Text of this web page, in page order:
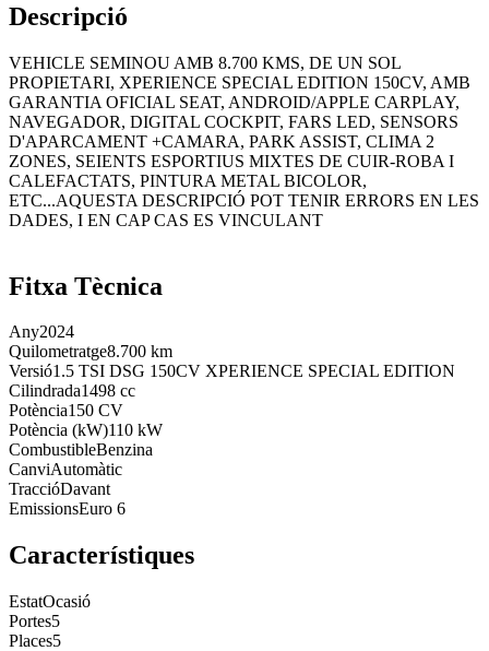
Descripció
VEHICLE SEMINOU AMB 8.700 KMS, DE UN SOL
PROPIETARI, XPERIENCE SPECIAL EDITION 150CV, AMB
GARANTIA OFICIAL SEAT, ANDROID/APPLE CARPLAY,
NAVEGADOR, DIGITAL COCKPIT, FARS LED, SENSORS
D'APARCAMENT +CAMARA, PARK ASSIST, CLIMA 2
ZONES, SEIENTS ESPORTIUS MIXTES DE CUIR-ROBA I
CALEFACTATS, PINTURA METAL BICOLOR,
ETC...AQUESTA DESCRIPCIÓ POT TENIR ERRORS EN LES
DADES, I EN CAP CAS ES VINCULANT
Fitxa Tècnica
Any2024
Quilometratge8.700 km
Versió1.5 TSI DSG 150CV XPERIENCE SPECIAL EDITION
Cilindrada1498 cc
Potència150 CV
Potència (kW)110 kW
CombustibleBenzina
CanviAutomàtic
TraccióDavant
EmissionsEuro 6
Característiques
EstatOcasió
Portes5
Places5